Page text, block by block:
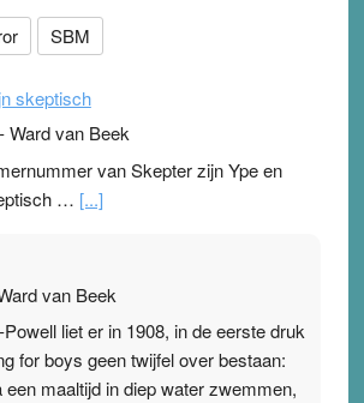
SBM
skeptisch
Ward van Beek
van Skepter zijn Ype en
… [...]
van Beek
liet er in 1908, in de eerste druk
for boys geen twijfel over bestaan:
een maaltijd in diep water zwemmen,